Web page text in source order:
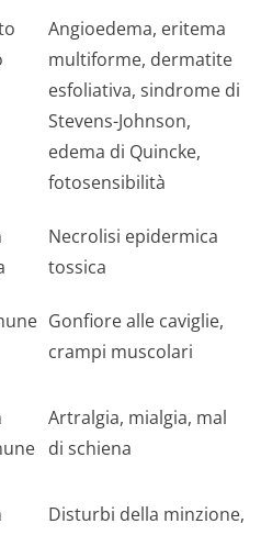
Angioedema, eritema
multiforme, dermatite
esfoliativa, sindrome di
Stevens-Johnson,
edema di Quincke,
fotosensibilità
Necrolisi epidermica
tossica
Gonfiore alle caviglie,
crampi muscolari
Artralgia, mialgia, mal
di schiena
Disturbi della minzione,